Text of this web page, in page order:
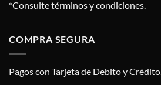
*Consulte términos y condiciones.
COMPRA SEGURA
Pagos con Tarjeta de Debito y Crédito.